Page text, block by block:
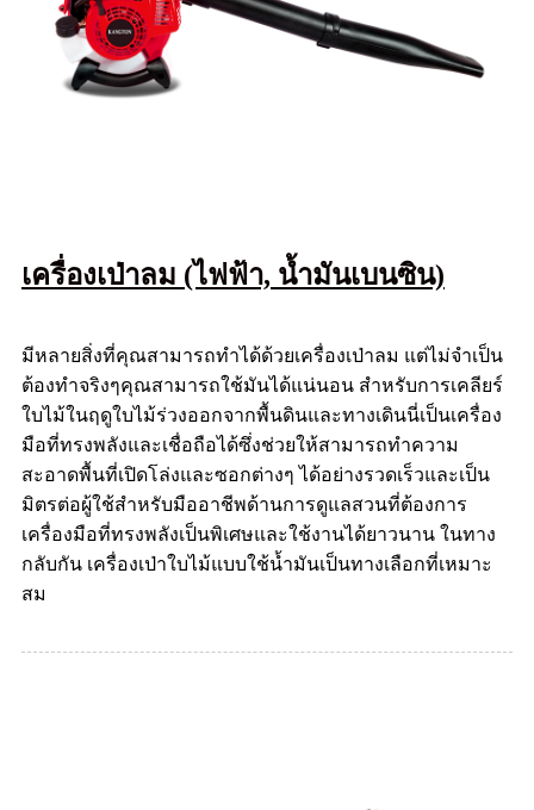
เครื่องเป่าลม (ไฟฟ้า, น้ำมันเบนซิน)
มีหลายสิ่งที่คุณสามารถทำได้ด้วยเครื่องเป่าลม แต่ไม่จำเป็น
ต้องทำจริงๆคุณสามารถใช้มันได้แน่นอน สำหรับการเคลียร์
ใบไม้ในฤดูใบไม้ร่วงออกจากพื้นดินและทางเดินนี่เป็นเครื่อง
มือที่ทรงพลังและเชื่อถือได้ซึ่งช่วยให้สามารถทำความ
สะอาดพื้นที่เปิดโล่งและซอกต่างๆ ได้อย่างรวดเร็วและเป็น
มิตรต่อผู้ใช้สำหรับมืออาชีพด้านการดูแลสวนที่ต้องการ
เครื่องมือที่ทรงพลังเป็นพิเศษและใช้งานได้ยาวนาน ในทาง
กลับกัน เครื่องเป่าใบไม้แบบใช้น้ำมันเป็นทางเลือกที่เหมาะ
สม